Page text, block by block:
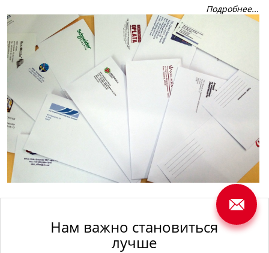
Подробнее...
Нам важно становиться
лучше